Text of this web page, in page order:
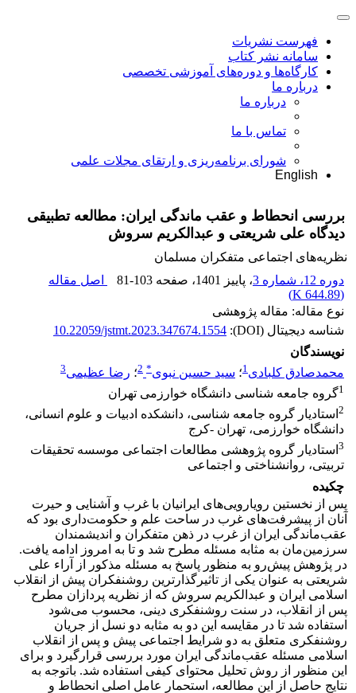
فهرست نشریات
سامانه نشر کتاب
کارگاه‌ها و دوره‌های آموزشی تخصصی
درباره ما
درباره ما
تماس با ما
شورای برنامه‌ریزی و ارتقای مجلات علمی
English
بررسی انحطاط و عقب ماندگی ایران: مطالعه تطبیقی
دیدگاه علی شریعتی و عبدالکریم سروش
نظریه‌های اجتماعی متفکران مسلمان
دوره 12، شماره 3
، پاییز 1401 ، صفحه 81-103
اصل مقاله
(
644.89 K
)
نوع مقاله: مقاله پژوهشی
شناسه دیجیتال (DOI):
10.22059/jstmt.2023.347674.1554
نویسندگان
محمدصادق کلبادی1؛ سید حسین نبوی*
2؛ رضا عظیمی3
1گروه جامعه شناسی دانشگاه خوارزمی تهران
2 استادیار گروه جامعه شناسی، دانشکده ادبیات و علوم انسانی،
دانشگاه خوارزمی، تهران -کرج
3 استادیار گروه پژوهشی مطالعات اجتماعی موسسه تحقیقات
تربیتی، روانشناختی و اجتماعی
چکیده
پس از نخستین رویارویی‌های ایرانیان با غرب و آشنایی و حیرت
آنان از پیشرفت‌های غرب در ساحت علم و حکومت‌داری بود که
عقب‌ماندگی ایران از غرب در ذهن متفکران و اندیشمندان
سرزمین‌مان به مثابه مسئله مطرح شد و تا به امروز ادامه یافت.
در پژوهش پیش‌رو به منظور پاسخ به مسئله مذکور از آراء علی
شریعتی به عنوان یکی از تاثیرگذارترین روشنفکران پیش از انقلاب
اسلامی ایران و عبدالکریم سروش که از نظریه پردازان مطرح
پس از انقلاب، در سنت روشنفکری دینی، محسوب می‌شود
استفاده شد تا در مقایسه این دو به مثابه دو نسل از جریان
روشنفکری متعلق به دو شرایط اجتماعی پیش و پس از انقلاب
اسلامی مسئله عقب‌ماندگی ایران مورد بررسی قرارگیرد و برای
این منظور از روش تحلیل محتوای کیفی استفاده شد. باتوجه به
نتایج حاصل از این مطالعه، استحمار عامل اصلی انحطاط و